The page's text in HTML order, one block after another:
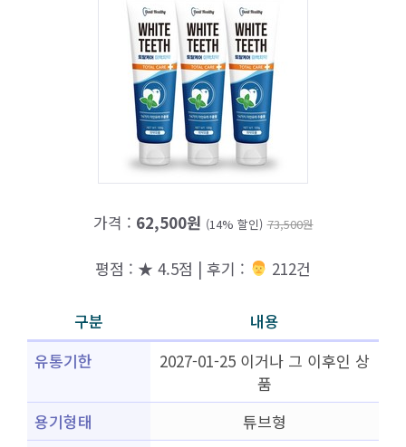
가격 : 62,500원 (14% 할인) 73,500원
평점 : ★ 4.5점 | 후기 : ‍‍ 212건
구분
내용
유통기한
2027-01-25 이거나 그 이후인 상
품
용기형태
튜브형